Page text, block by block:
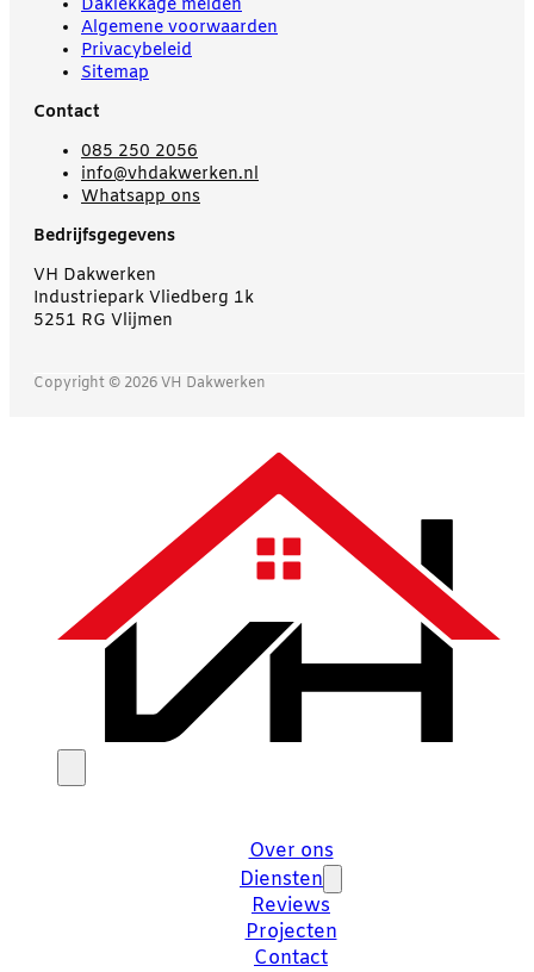
Daklekkage melden
Algemene voorwaarden
Privacybeleid
Sitemap
Contact
085 250 2056
info@vhdakwerken.nl
Whatsapp ons
Bedrijfsgegevens
VH Dakwerken
Industriepark Vliedberg 1k
5251 RG Vlijmen
Copyright © 2026 VH Dakwerken
Over ons
Diensten
Reviews
Projecten
Contact